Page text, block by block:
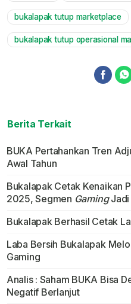
bukalapak tutup marketplace
bukalapak tutup operasional
Berita Terkait
BUKA Pertahankan Tren
Awal Tahun
Bukalapak Cetak Kenaikan
2025, Segmen GamingJadi
Bukalapak Berhasil Cetak
Laba Bersih Bukalapak
Gaming
Analis : Saham BUKA Bisa
Negatif Berlanjut